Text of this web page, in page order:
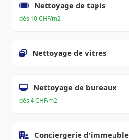
Nettoyage de tapis
dès 10 CHF/m2
Nettoyage de vitres
Nettoyage de bureaux
dès 4 CHF/m2
Conciergerie d'immeuble